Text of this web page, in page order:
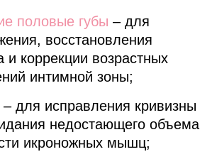
половые губы – для
восстановления
и коррекции возрастных
интимной зоны;
– для исправления кривизны
недостающего объема
икроножных мышц;